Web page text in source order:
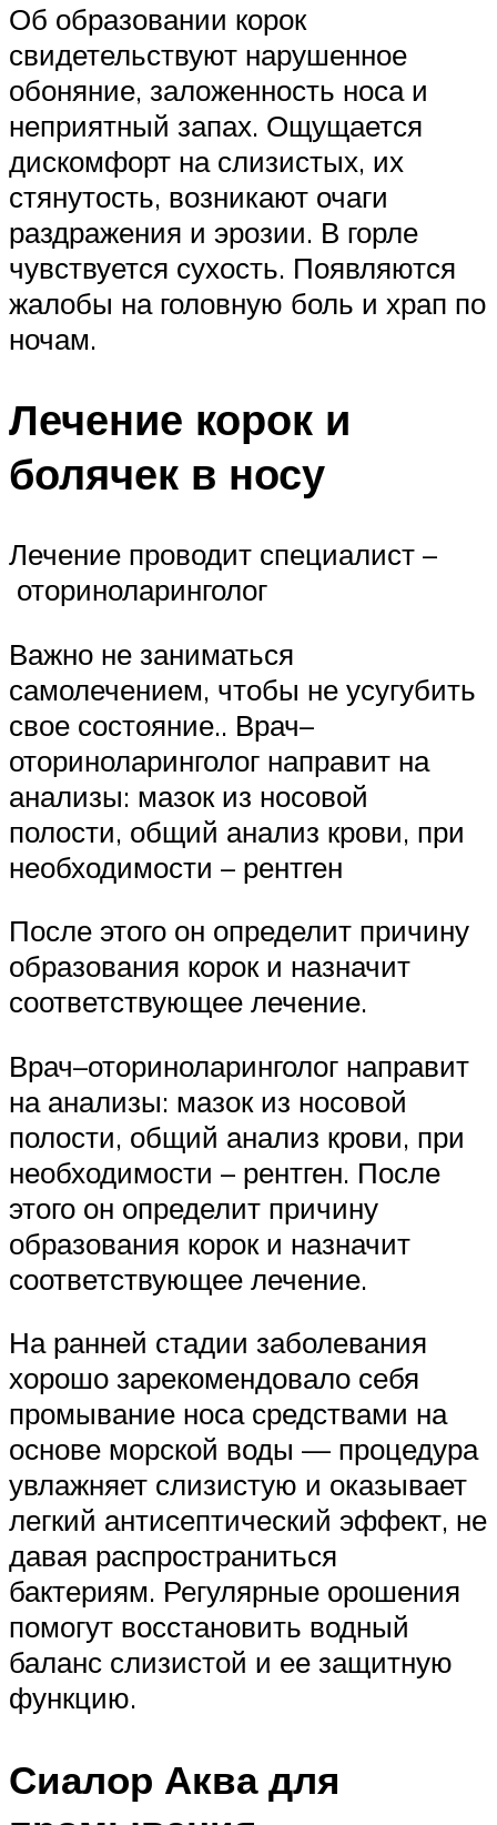
Об образовании корок
свидетельствуют нарушенное
обоняние, заложенность носа и
неприятный запах. Ощущается
дискомфорт на слизистых, их
стянутость, возникают очаги
раздражения и эрозии. В горле
чувствуется сухость. Появляются
жалобы на головную боль и храп по
ночам.
Лечение корок и
болячек в носу
Лечение проводит специалист –
оториноларинголог
Важно не заниматься
самолечением, чтобы не усугубить
свое состояние.. Врач–
оториноларинголог направит на
анализы: мазок из носовой
полости, общий анализ крови, при
необходимости – рентген
После этого он определит причину
образования корок и назначит
соответствующее лечение.
Врач–оториноларинголог направит
на анализы: мазок из носовой
полости, общий анализ крови, при
необходимости – рентген. После
этого он определит причину
образования корок и назначит
соответствующее лечение.
На ранней стадии заболевания
хорошо зарекомендовало себя
промывание носа средствами на
основе морской воды — процедура
увлажняет слизистую и оказывает
легкий антисептический эффект, не
давая распространиться
бактериям. Регулярные орошения
помогут восстановить водный
баланс слизистой и ее защитную
функцию.
Сиалор Аква для